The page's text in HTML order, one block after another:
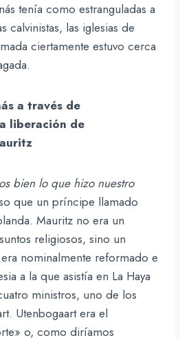
tenía como estranguladas a
calvinistas, las iglesias de
ciertamente estuvo cerca
a través de
liberación de
bien lo que hizo nuestro
que un príncipe llamado
Mauritz no era un
religiosos, sino un
nominalmente reformado e
a la que asistía en La Haya
ministros, uno de los
Utenbogaart era el
o, como diríamos